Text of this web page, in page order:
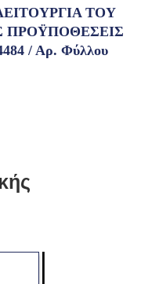
ΤΟΥ
ΠΡΟΫΠΟΘΕΣΕΙΣ
/ Αρ. Φύλλου